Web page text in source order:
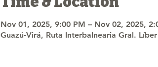
Nov 01, 2025, 9:00 PM – Nov 02, 2025,
Guazú-Virá, Ruta Interbalnearia Gral.